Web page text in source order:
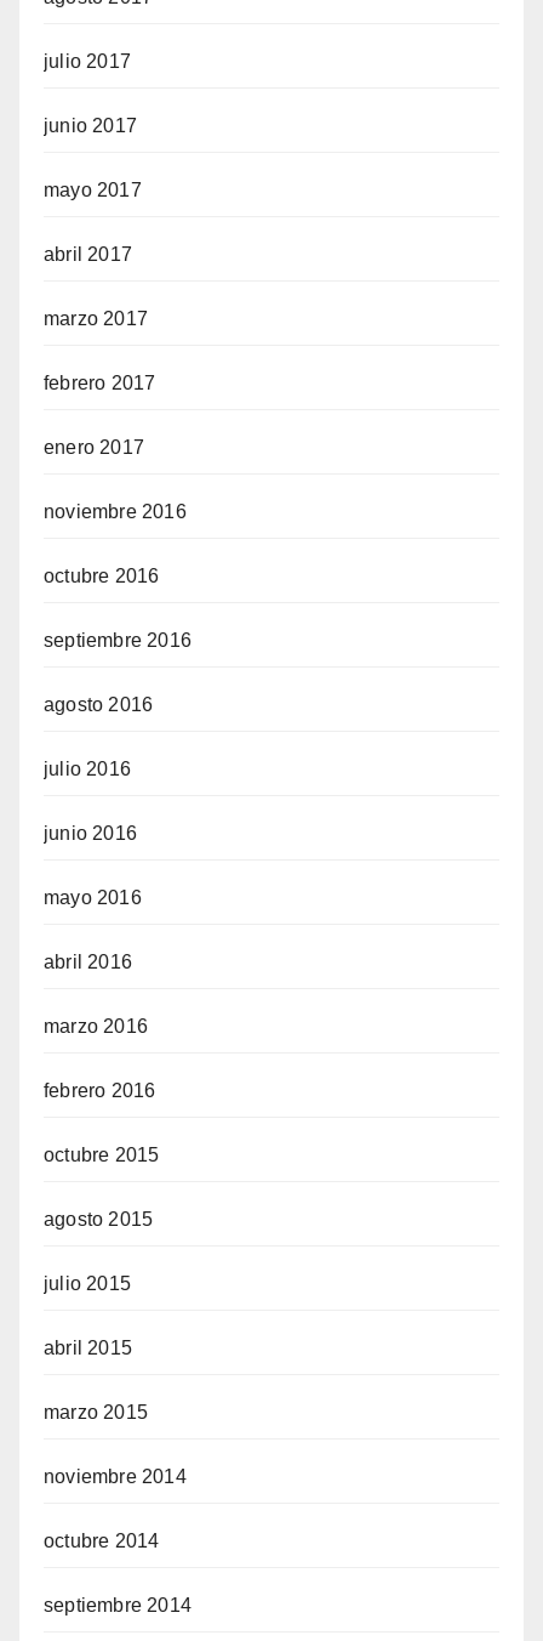
julio 2017
junio 2017
mayo 2017
abril 2017
marzo 2017
febrero 2017
enero 2017
noviembre 2016
octubre 2016
septiembre 2016
agosto 2016
julio 2016
junio 2016
mayo 2016
abril 2016
marzo 2016
febrero 2016
octubre 2015
agosto 2015
julio 2015
abril 2015
marzo 2015
noviembre 2014
octubre 2014
septiembre 2014